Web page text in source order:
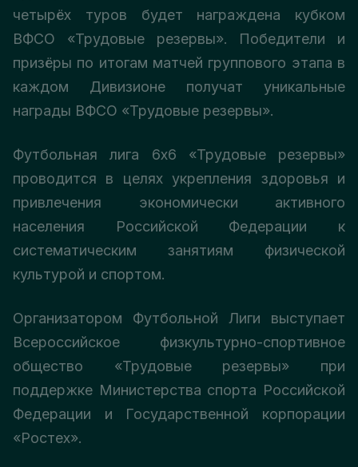
четырёх туров будет награждена кубком
ВФСО «Трудовые резервы». Победители и
призёры по итогам матчей группового этапа в
каждом Дивизионе получат уникальные
награды ВФСО «Трудовые резервы».
Футбольная лига 6х6 «Трудовые резервы»
проводится в целях укрепления здоровья и
привлечения экономически активного
населения Российской Федерации к
систематическим занятиям физической
культурой и спортом.
Организатором Футбольной Лиги выступает
Всероссийское физкультурно-спортивное
общество «Трудовые резервы» при
поддержке Министерства спорта Российской
Федерации и Государственной корпорации
«Ростех».